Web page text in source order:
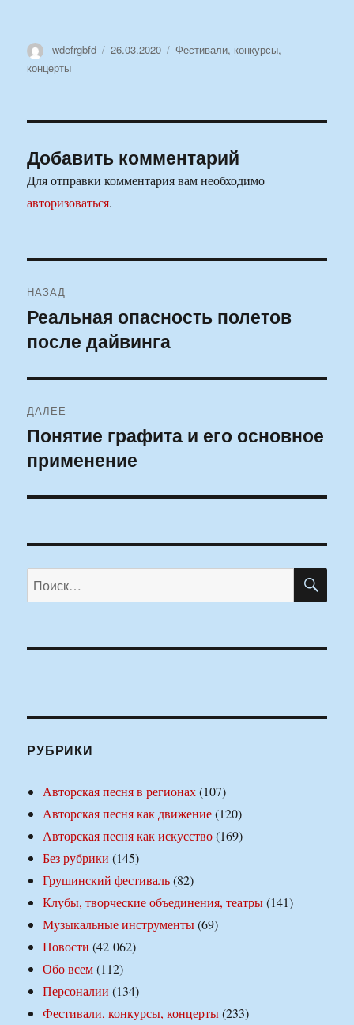
Автор
wdefrgbfd Опубликовано
26.03.2020 Рубрики
Фестивали, конкурсы,
концерты
Добавить комментарий
Для отправки комментария вам необходимо
авторизоваться.
по
записям
НАЗАД
Предыдущая
запись:
Реальная опасность полетов
после дайвинга
ДАЛЕЕ
Следующая
запись:
Понятие графита и его основное
применение
Искать:
РУБРИКИ
Авторская песня в регионах(107)
Авторская песня как движение(120)
Авторская песня как искусство(169)
Без рубрики (145)
Грушинский фестиваль(82)
Клубы, творческие объединения, театры(141)
Музыкальные инструменты(69)
Новости (42 062)
Обо всем(112)
Персоналии (134)
Фестивали, конкурсы, концерты(233)